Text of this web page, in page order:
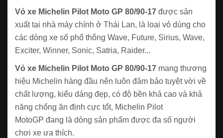
Vỏ xe Michelin Pilot Moto GP 80/90-17 được sản
xuất tại nhà máy chính ở Thái Lan, là loại vỏ dùng cho
các dòng xe số phổ thông Wave, Future, Sirius, Wave,
Exciter, Winner, Sonic, Satria, Raider...
Vỏ xe Michelin Pilot Moto GP 80/90-17 mang thương
hiệu Michelin hàng đầu nên luôn đảm bảo tuyệt vời về
chất lượng, kiểu dáng đẹp, có độ bền khá cao và khả
năng chống ăn định cực tốt, Michelin Pilot
MotoGP đang là dòng sản phẩm được đa số người
chơi xe ưa thích.